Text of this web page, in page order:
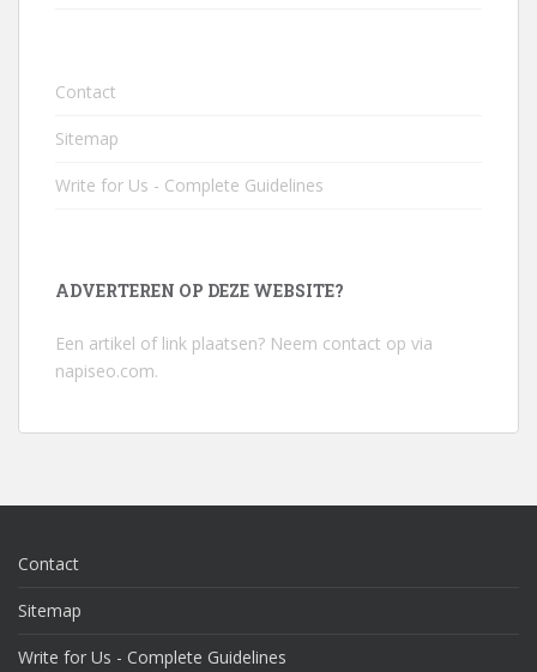
Contact
Sitemap
Write for Us - Complete Guidelines
ADVERTEREN OP DEZE WEBSITE?
Een artikel of link plaatsen? Neem contact op via
napiseo.com.
Contact
Sitemap
Write for Us - Complete Guidelines